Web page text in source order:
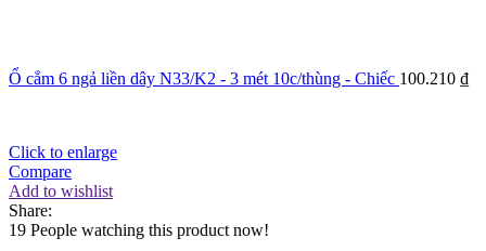
Ổ cắm 6 ngả liền dây N33/K2 - 3 mét 10c/thùng - Chiếc 100.210 ₫
Click to enlarge
Compare
Add to wishlist
Share:
19 People watching this product now!